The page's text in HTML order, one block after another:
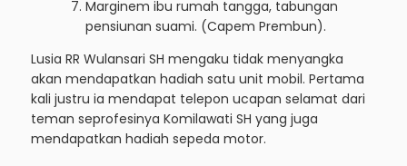
Marginem ibu rumah tangga, tabungan
pensiunan suami. (Capem Prembun).
Lusia RR Wulansari SH mengaku tidak menyangka
akan mendapatkan hadiah satu unit mobil. Pertama
kali justru ia mendapat telepon ucapan selamat dari
teman seprofesinya Komilawati SH yang juga
mendapatkan hadiah sepeda motor.